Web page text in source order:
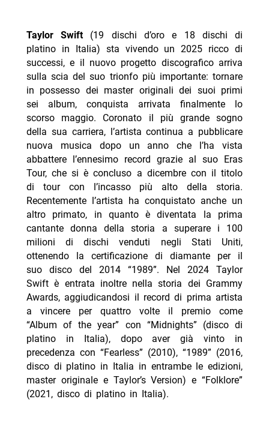
Taylor Swift(19 dischi d’oro e 18 dischi di
platino in Italia) sta vivendo un 2025 ricco di
successi, e il nuovo progetto discografico arriva
sulla scia del suo trionfo più importante: tornare
in possesso dei master originali dei suoi primi
sei album, conquista arrivata finalmente lo
scorso maggio. Coronato il più grande sogno
della sua carriera, l’artista continua a pubblicare
nuova musica dopo un anno che l’ha vista
abbattere l’ennesimo record grazie al suo Eras
Tour, che si è concluso a dicembre con il titolo
di tour con l’incasso più alto della storia.
Recentemente l’artista ha conquistato anche un
altro primato, in quanto è diventata la prima
cantante donna della storia a superare i 100
milioni di dischi venduti negli Stati Uniti,
ottenendo la certificazione di diamante per il
suo disco del 2014 “1989”. Nel 2024 Taylor
Swift è entrata inoltre nella storia dei Grammy
Awards, aggiudicandosi il record di prima artista
a vincere per quattro volte il premio come
“Album of the year” con “Midnights” (disco di
platino in Italia), dopo aver già vinto in
precedenza con “Fearless” (2010), “1989” (2016,
disco di platino in Italia in entrambe le edizioni,
master originale e Taylor’s Version) e “Folklore”
(2021, disco di platino in Italia).